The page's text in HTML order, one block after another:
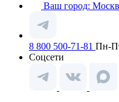
Ваш город:
8 800 500-71-81 Пн-
Соцсети